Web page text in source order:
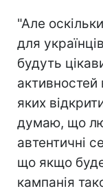
"Але
для
будуть
яких
думаю, що
автентичні
що якщо
кампанія